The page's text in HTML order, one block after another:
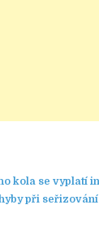
kola se vyplatí
při